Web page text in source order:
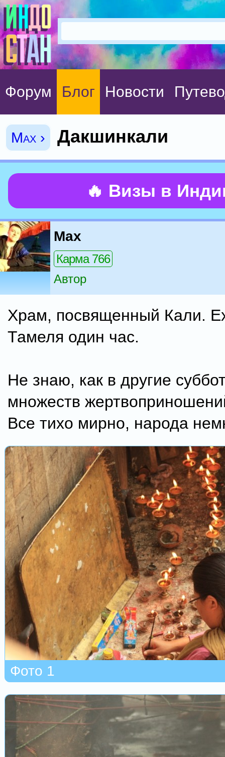
Форум Блог Новости
Max › Дакшинкали
🔥 Визы в
Max
Карма 766
Автор
Храм, посвященный Кали.
Тамеля один час.
Не знаю, как в другие
множеств
Все тихо мирно, народа
Фото 1